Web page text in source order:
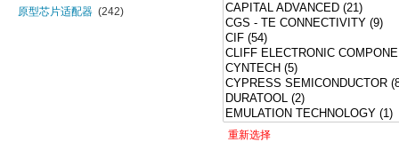
原型芯片适配器 (242)
重新选择